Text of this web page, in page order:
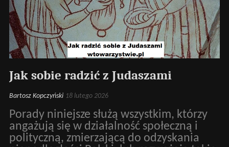
Jak sobie radzić z Judaszami
Bartosz Kopczyński 18 lutego 2026
Porady niniejsze służą wszystkim, którzy
angażują się w działalność społeczną i
polityczną, zmierzającą do odzyskania